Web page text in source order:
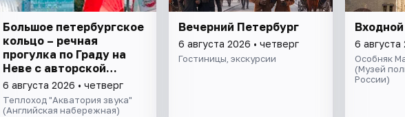
Большое петербургское
кольцо – речная
прогулка пo Граду на
Неве с авторской
экскурсией и живой
музыкой в тёплом
салоне теплохода
6 августа 2026 • четверг
Теплоход "Акватория звука"
(Английская набережная)
Вечерний Петербург
6 августа 2026 • четверг
Гостиницы, экскурсии
6 августа
Особняк
(Музей
России)